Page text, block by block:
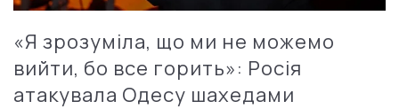
«Я зрозуміла, що ми не можемо
вийти, бо все горить»: Росія
атакувала Одесу шахедами